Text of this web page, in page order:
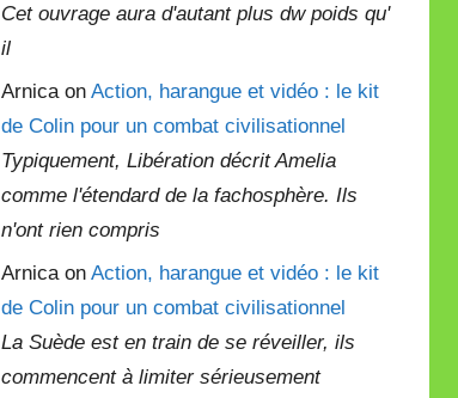
Cet ouvrage aura d'autant plus dw poids qu'
il
Arnica onAction, harangue et vidéo : le kit
de Colin pour un combat civilisationnel
Typiquement, Libération décrit Amelia
comme l'étendard de la fachosphère. Ils
n'ont rien compris
Arnica onAction, harangue et vidéo : le kit
de Colin pour un combat civilisationnel
La Suède est en train de se réveiller, ils
commencent à limiter sérieusement